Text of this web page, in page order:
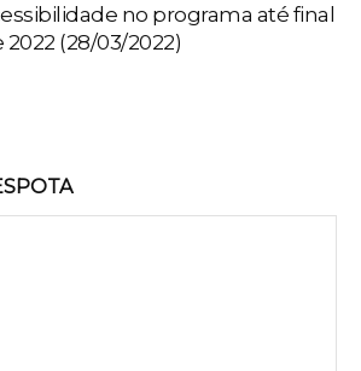
no programa até final
2022 (28/03/2022)